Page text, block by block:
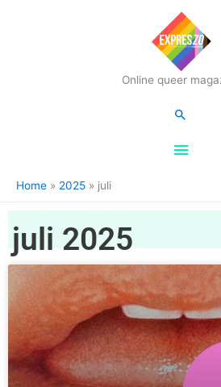
Online queer
Zoeken
Home 2025 juli
juli 2025